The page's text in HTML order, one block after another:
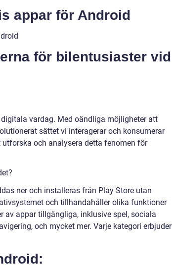
appar för Android
för bilentusiaster vid
vardag. Med oändliga möjligheter att
sättet vi interagerar och konsumerar
och analysera detta fenomen för
ner och installeras från Play Store utan
och tillhandahåller olika funktioner
av appar tillgängliga, inklusive spel, sociala
och mycket mer. Varje kategori erbjuder